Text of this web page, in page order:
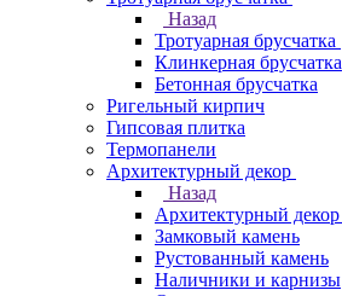
Назад
Тротуарная брусчатка
Клинкерная брусчатка
Бетонная брусчатка
Ригельный кирпич
Гипсовая плитка
Термопанели
Архитектурный декор
Назад
Архитектурный декор
Замковый камень
Рустованный камень
Наличники и карнизы